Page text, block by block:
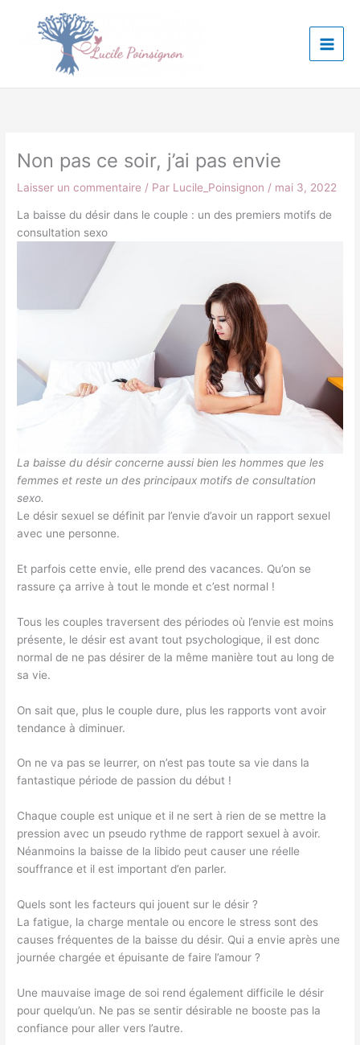
contenu
Non pas ce soir, j’ai pas envie
Laisser un commentaire / Par Lucile_Poinsignon / mai 3, 2022
La baisse du désir dans le couple : un des premiers motifs de
consultation sexo
La baisse du désir concerne aussi bien les hommes que les
femmes et reste un des principaux motifs de consultation
sexo.
Le désir sexuel se définit par l’envie d’avoir un rapport sexuel
avec une personne.
Et parfois cette envie, elle prend des vacances. Qu’on se
rassure ça arrive à tout le monde et c’est normal !
Tous les couples traversent des périodes où l’envie est moins
présente, le désir est avant tout psychologique, il est donc
normal de ne pas désirer de la même manière tout au long de
sa vie.
On sait que, plus le couple dure, plus les rapports vont avoir
tendance à diminuer.
On ne va pas se leurrer, on n’est pas toute sa vie dans la
fantastique période de passion du début !
Chaque couple est unique et il ne sert à rien de se mettre la
pression avec un pseudo rythme de rapport sexuel à avoir.
Néanmoins la baisse de la libido peut causer une réelle
souffrance et il est important d’en parler.
Quels sont les facteurs qui jouent sur le désir ?
La fatigue, la charge mentale ou encore le stress sont des
causes fréquentes de la baisse du désir. Qui a envie après une
journée chargée et épuisante de faire l’amour ?
Une mauvaise image de soi rend également difficile le désir
pour quelqu’un. Ne pas se sentir désirable ne booste pas la
confiance pour aller vers l’autre.